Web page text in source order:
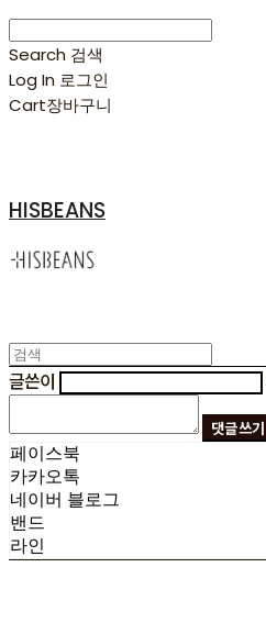
Search 검색
Log In 로그인
Cart장바구니
HISBEANS
글쓴이
댓글 쓰기
페이스북
카카오톡
네이버 블로그
밴드
라인